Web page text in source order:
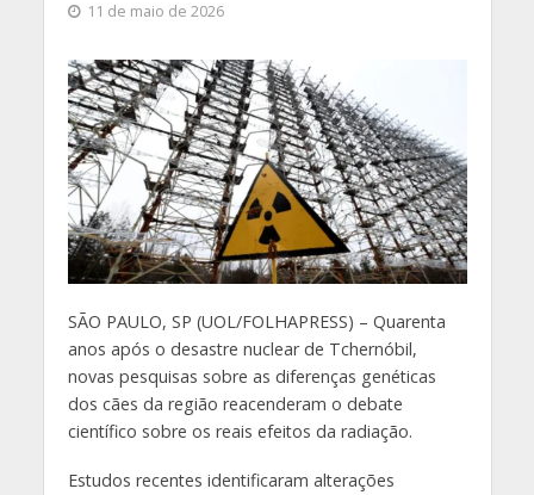
11 de maio de 2026
SÃO PAULO, SP (UOL/FOLHAPRESS) – Quarenta
anos após o desastre nuclear de Tchernóbil,
novas pesquisas sobre as diferenças genéticas
dos cães da região reacenderam o debate
científico sobre os reais efeitos da radiação.
Estudos recentes identificaram alterações